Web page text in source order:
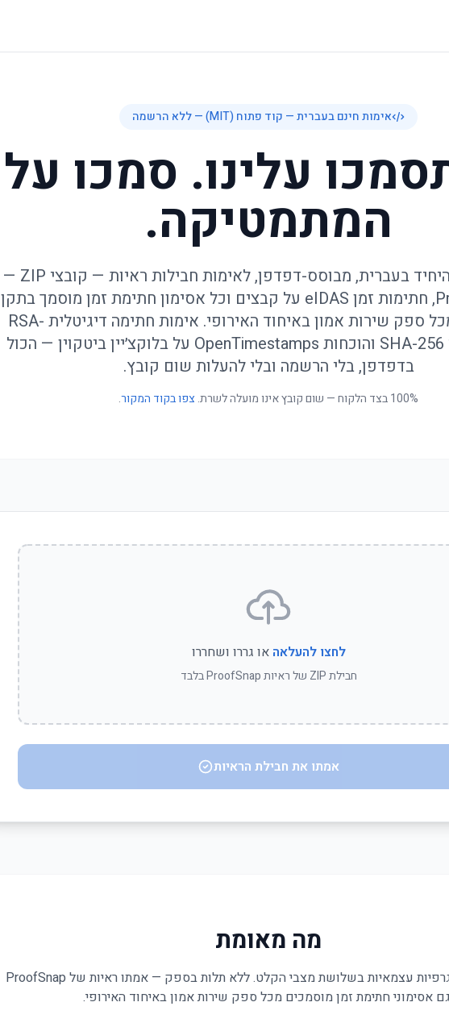
אימות חינם בעברית — קוד פתוח (MIT) — ללא הרשמה
עלינו. סמכו על
המתמטיקה.
הכלי החינמי היחיד בעברית, מבוסס-דפדפן, לאימות חבילות ראיות — קובצי ‎ZIP‎ —
של ProofSnap, חתימות זמן ‎eIDAS‎ על קבצים וכל אסימון חתימת זמן מוסמך בתקן
‎RFC 3161‎ מכל ספק שירות אמון באיחוד האירופי. אימות חתימה דיגיטלית ‎RSA-
4096‎, גיבובי ‎SHA-256‎ והוכחות ‎OpenTimestamps‎ על בלוקצ׳יין ביטקוין — הכול
בדפדפן, בלי הרשמה ובלי להעלות שום קובץ.
100% בצד הלקוח — שום קובץ אינו מועלה לשרת. צפו בקוד המקור.
לחצו להעלאה או גררו ושחררו
חבילת ZIP של ראיות ProofSnap בלבד
אמתו את חבילת הראיות
מה מאומת
בדיקות קריפטוגרפיות עצמאיות בשלושת מצבי הקלט. ללא תלות בספק — אמתו ראיות של ProofSnap
אסימוני חתימת זמן מוסמכים מכל ספק שירות אמון באיחוד האירופי.